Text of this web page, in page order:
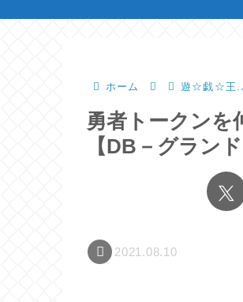
ホーム 遊☆戯☆王
勇者トークンを
【DB－グラン
2021.08.10